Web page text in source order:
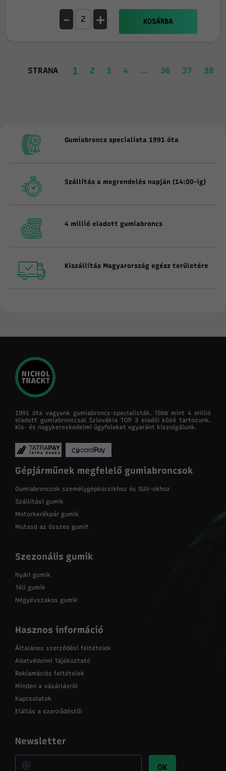
- + KOSÁRBA
STRANA 1 2 3 4 ... 36 37 38
Gumiabroncs specialista 1991 óta
Szállítás a megrendelés napján (14:00-ig)
4 millió eladott gumiabroncs
Kiszállítás Magyarország egész területére
1991 óta vagyunk gumiabroncs-specialisták. Több mint 4 millió
eladott gumiabronccsal Szlovákia TOP 3 eladói közé tartozunk.
Kis- és nagykereskedelmi ügyfeleket egyaránt kiszolgálunk.
Gépjárműnek megfelelő gumiabroncsok
Gumiabroncsok személygépkocsikhoz és SUV-okhoz
Szállítási gumik
Motorkerékpár gumik
Mutasd az összes gumit
Szezonális gumik
Nyári gumik
Téli gumik
Négyévszakos gumik
Hasznos információ
Általános szerződési feltételek
Adatvédelmi Tájékoztató
Reklamációs feltételek
Minden a vásárlásról
Kapcsolatok
Elállás a szerződéstől
Newsletter
OK